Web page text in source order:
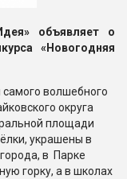
объявляет о
«Новогодняя
волшебного
округа
площади
украшены в
в Парке
горку, а в школах